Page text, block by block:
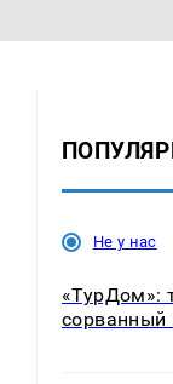
Не у нас
«ТурДом»:
сорванный